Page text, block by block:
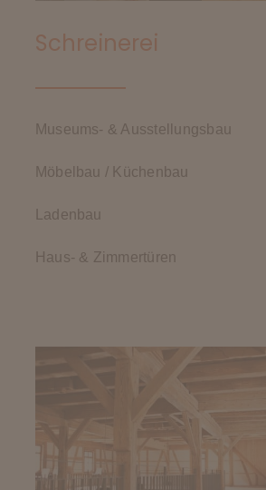
Schreinerei
Museums- & Ausstellungsbau
Möbelbau / Küchenbau
Ladenbau
Haus- & Zimmertüren